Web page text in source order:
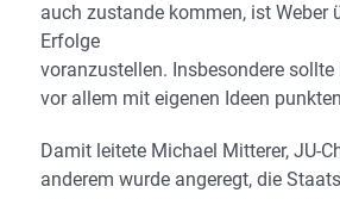
auch zustande kommen, ist Weber
Erfolge
voranzustellen. Insbesondere
vor allem mit eigenen Ideen
Damit leitete Michael Mitterer, JU-
anderem wurde angeregt, die